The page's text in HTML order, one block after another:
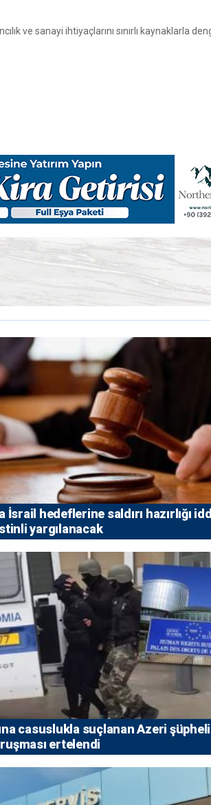
ve sanayi ihtiyaçlarını sınırlı kaynaklarla
İsrail hedeflerine saldırı hazırlığı
yargılanacak
casuslukla suçlanan Azeri
ertelendi